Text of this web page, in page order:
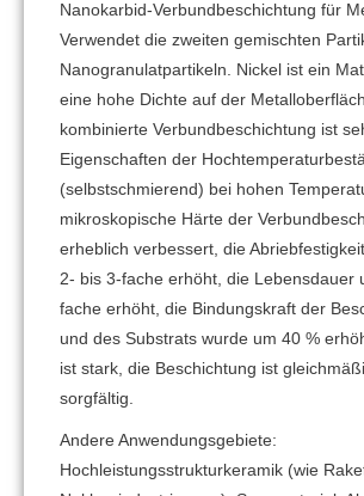
Nanokarbid-Verbundbeschichtung für
Verwendet die zweiten gemischten
Nanogranulatpartikeln. Nickel ist ein
eine hohe Dichte auf der
kombinierte Verbundbeschichtung ist
Eigenschaften der
(selbstschmierend) bei hohen
mikroskopische Härte der
erheblich verbessert, die
2- bis 3-fache erhöht, die Lebensdauer
fache erhöht, die Bindungskraft der
und des Substrats wurde um 40 %
ist stark, die Beschichtung ist
sorgfältig.
Andere Anwendungsgebiete:
Hochleistungsstrukturkeramik (wie